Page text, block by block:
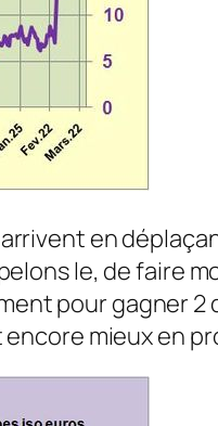
en
le, de faire
pour gagner 2
mieux en